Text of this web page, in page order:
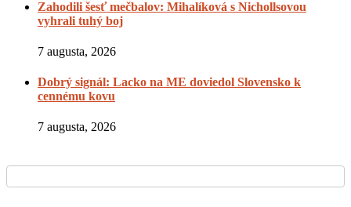
Zahodili šesť mečbalov: Mihalíková s Nichollsovou
vyhrali tuhý boj
7 augusta, 2026
Dobrý signál: Lacko na ME doviedol Slovensko k
cennému kovu
7 augusta, 2026